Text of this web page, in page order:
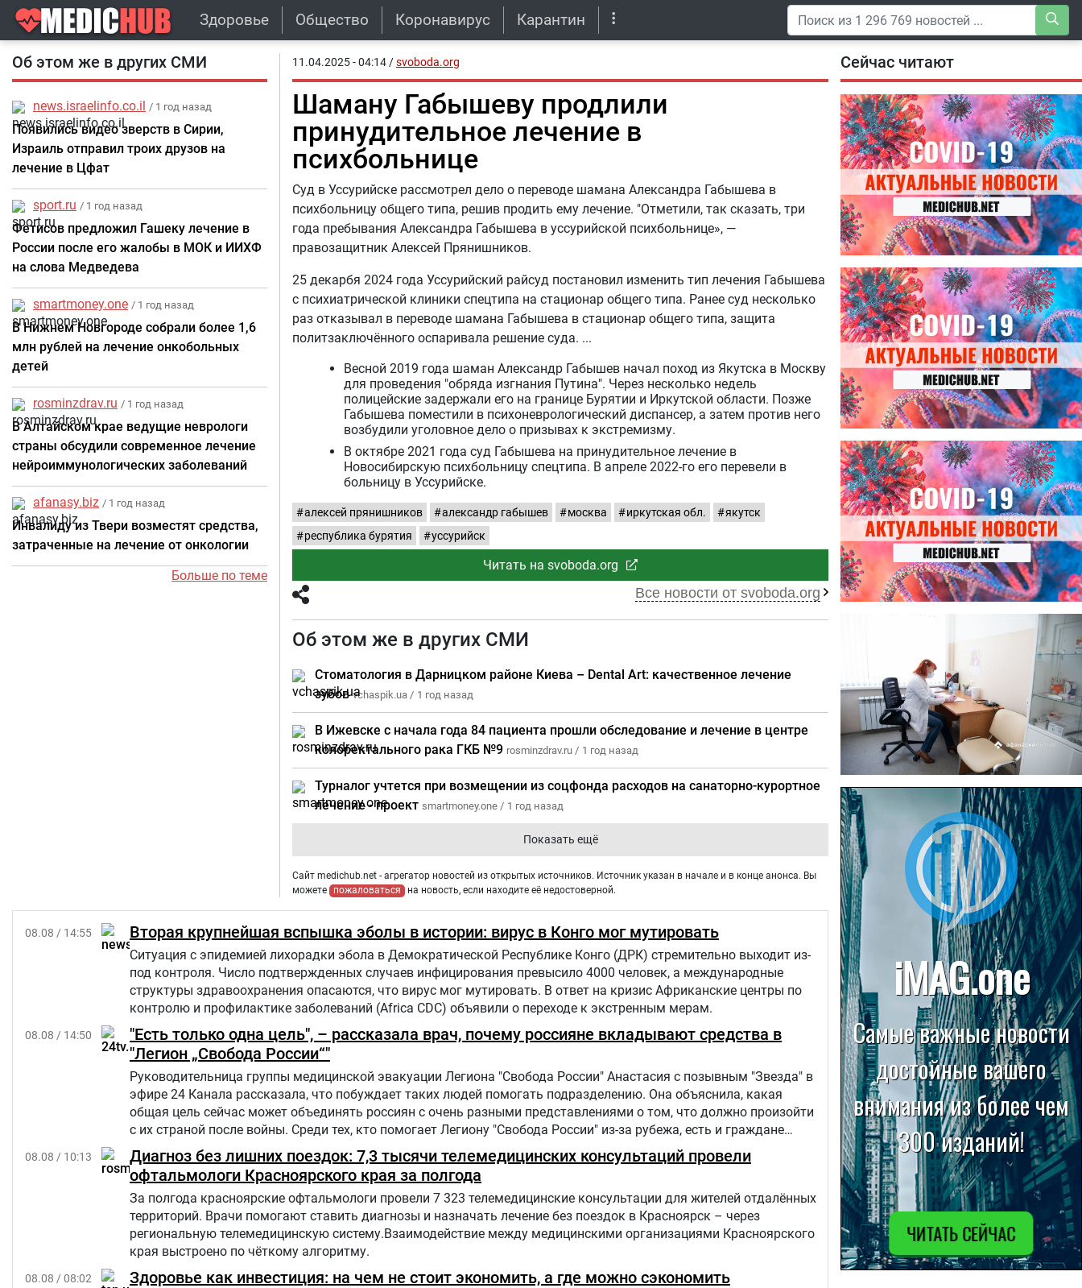
Здоровье Общество Коронавирус Карантин
Об этом же в других СМИ
news.israelinfo.co.il / 1 год назад
Появились видео зверств в Сирии,
Израиль отправил троих друзов на
лечение в Цфат
sport.ru / 1 год назад
Фетисов предложил Гашеку лечение в
России после его жалобы в МОК и ИИХФ
на слова Медведева
smartmoney.one / 1 год назад
В Нижнем Новгороде собрали более 1,6
млн рублей на лечение онкобольных
детей
rosminzdrav.ru / 1 год назад
В Алтайском крае ведущие неврологи
страны обсудили современное лечение
нейроиммунологических заболеваний
afanasy.biz / 1 год назад
Инвалиду из Твери возместят средства,
затраченные на лечение от онкологии
Больше по теме
11.04.2025 - 04:14 /svoboda.org
Шаману Габышеву продлили
принудительное лечение в
психбольнице
Суд в Уссурийске рассмотрел дело о переводе шамана Александра Габышева в
психбольницу общего типа, решив продить ему лечение. "Отметили, так сказать, три
года пребывания Александра Габышева в уссурийской психбольнице», —
правозащитник Алексей Прянишников.
25 декарбя 2024 года Уссурийский райсуд постановил изменить тип лечения Габышева
с психиатрической клиники спецтипа на стационар общего типа. Ранее суд несколько
раз отказывал в переводе шамана Габышева в стационар общего типа, защита
политзаключённого оспаривала решение суда.
Весной 2019 года шаман Александр Габышев начал поход из Якутска в Москву
для проведения "обряда изгнания Путина". Через несколько недель
полицейские задержали его на границе Бурятии и Иркутской области. Позже
Габышева поместили в психоневрологический диспансер, а затем против него
возбудили уголовное дело о призывах к экстремизму.
В октябре 2021 года суд Габышева на принудительное лечение в
Новосибирскую психбольницу спецтипа. В апреле 2022-го его перевели в
больницу в Уссурийске.
алексей прянишников александр габышев москва иркутская обл.
якутск
республика бурятия
уссурийск
Читать на svoboda.org
Все новости от svoboda.org
Об этом же в других СМИ
Стоматология в Дарницком районе Киева – Dental Art: качественное лечение
зубовvchaspik.ua / 1 год назад
В Ижевске с начала года 84 пациента прошли обследование и лечение в центре
колоректального рака ГКБ №9 rosminzdrav.ru / 1 год назад
Турналог учтется при возмещении из соцфонда расходов на санаторно-курортное
лечение - проект smartmoney.one / 1 год назад
Показать ещё
Сайт medichub.net - агрегатор новостей из открытых источников. Источник указан в начале и в конце анонса. Вы
можете
пожаловаться на новость, если находите её недостоверной.
08.08 / 14:55 Вторая крупнейшая вспышка эболы в истории: вирус в Конго мог мутировать
Ситуация с эпидемией лихорадки эбола в Демократической Республике Конго (ДРК) стремительно выходит из-
под контроля. Число подтвержденных случаев инфицирования превысило 4000 человек, а международные
структуры здравоохранения опасаются, что вирус мог мутировать. В ответ на кризис Африканские центры по
контролю и профилактике заболеваний (Africa CDC) объявили о переходе к экстренным мерам.
08.08 / 14:50
"Есть только одна цель", – рассказала врач, почему россияне вкладывают средства в
"Легион „Свобода России“"
Руководительница группы медицинской эвакуации Легиона "Свобода России" Анастасия с позывным "Звезда" в
эфире 24 Канала рассказала, что побуждает таких людей помогать подразделению. Она объяснила, какая
общая цель сейчас может объединять россиян с очень разными представлениями о том, что должно произойти
с их страной после войны. Среди тех, кто помогает Легиону "Свобода России" из-за рубежа, есть и граждане
России.
08.08 / 10:13
Диагноз без лишних поездок: 7,3 тысячи телемедицинских консультаций провели
офтальмологи Красноярского края за полгода
За полгода красноярские офтальмологи провели 7 323 телемедицинские консультации для жителей отдалённых
территорий. Врачи помогают ставить диагнозы и назначать лечение без поездок в Красноярск – через
региональную телемедицинскую систему.Взаимодействие между медицинскими организациями Красноярского
края выстроено по чёткому алгоритму.
08.08 / 08:02 Здоровье как инвестиция: на чем не стоит экономить, а где можно сэкономить
Сейчас читают
04.08.2026
Специалисты дали советы, как
правильно пить витамины
27.07.2026
Лучше фасоли: диетолог
названа 8 продуктов,
содержащих много клетчатки
угрозы: что нужно знать о
летних инфекциях
22.07.2026
Больница в Спирово работает
без рентгеновского кабинета